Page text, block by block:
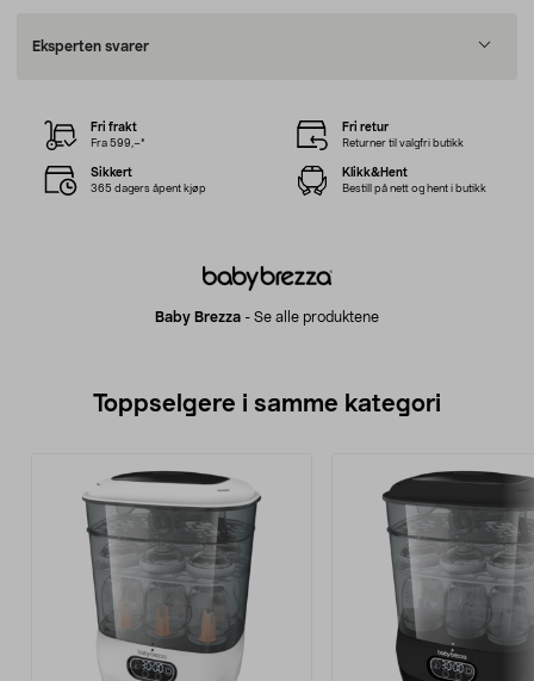
Eksperten svarer
Baby Brezza - Se alle produktene
Fri frakt
Fra 599,–*
Fri retur
Returner til valgfri butikk
Sikkert
365 dagers åpent kjøp
Klikk&Hent
Bestill på nett og hent i butikk
Toppselgere i samme kategori